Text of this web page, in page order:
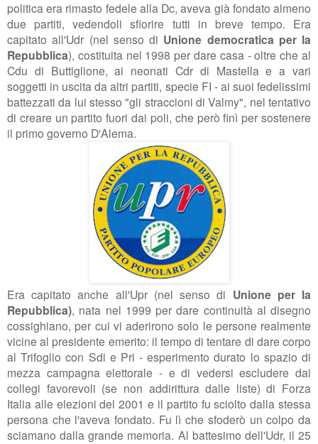
politica era rimasto fedele alla Dc, aveva già fondato almeno
due partiti, vedendoli sfiorire tutti in breve tempo. Era
capitato all'Udr (nel senso di Unione democratica per la
Repubblica), costituita nel 1998 per dare casa - oltre che al
Cdu di Buttiglione, ai neonati Cdr di Mastella e a vari
soggetti in uscita da altri partiti, specie FI - ai suoi fedelissimi
battezzati da lui stesso "gli straccioni di Valmy", nel tentativo
di creare un partito fuori dai poli, che però finì per sostenere
il primo governo D'Alema.
Era capitato anche all'Upr (nel senso di Unione per la
Repubblica), nata nel 1999 per dare continuità al disegno
cossighiano, per cui vi aderirono solo le persone realmente
vicine al presidente emerito: il tempo di tentare di dare corpo
al Trifoglio con Sdi e Pri - esperimento durato lo spazio di
mezza campagna elettorale - e di vedersi escludere dai
collegi favorevoli (se non addirittura dalle liste) di Forza
Italia alle elezioni del 2001 e il partito fu sciolto dalla stessa
persona che l'aveva fondato. Fu lì che sfoderò un colpo da
sciamano dalla grande memoria. Al battesimo dell'Udr, il 25